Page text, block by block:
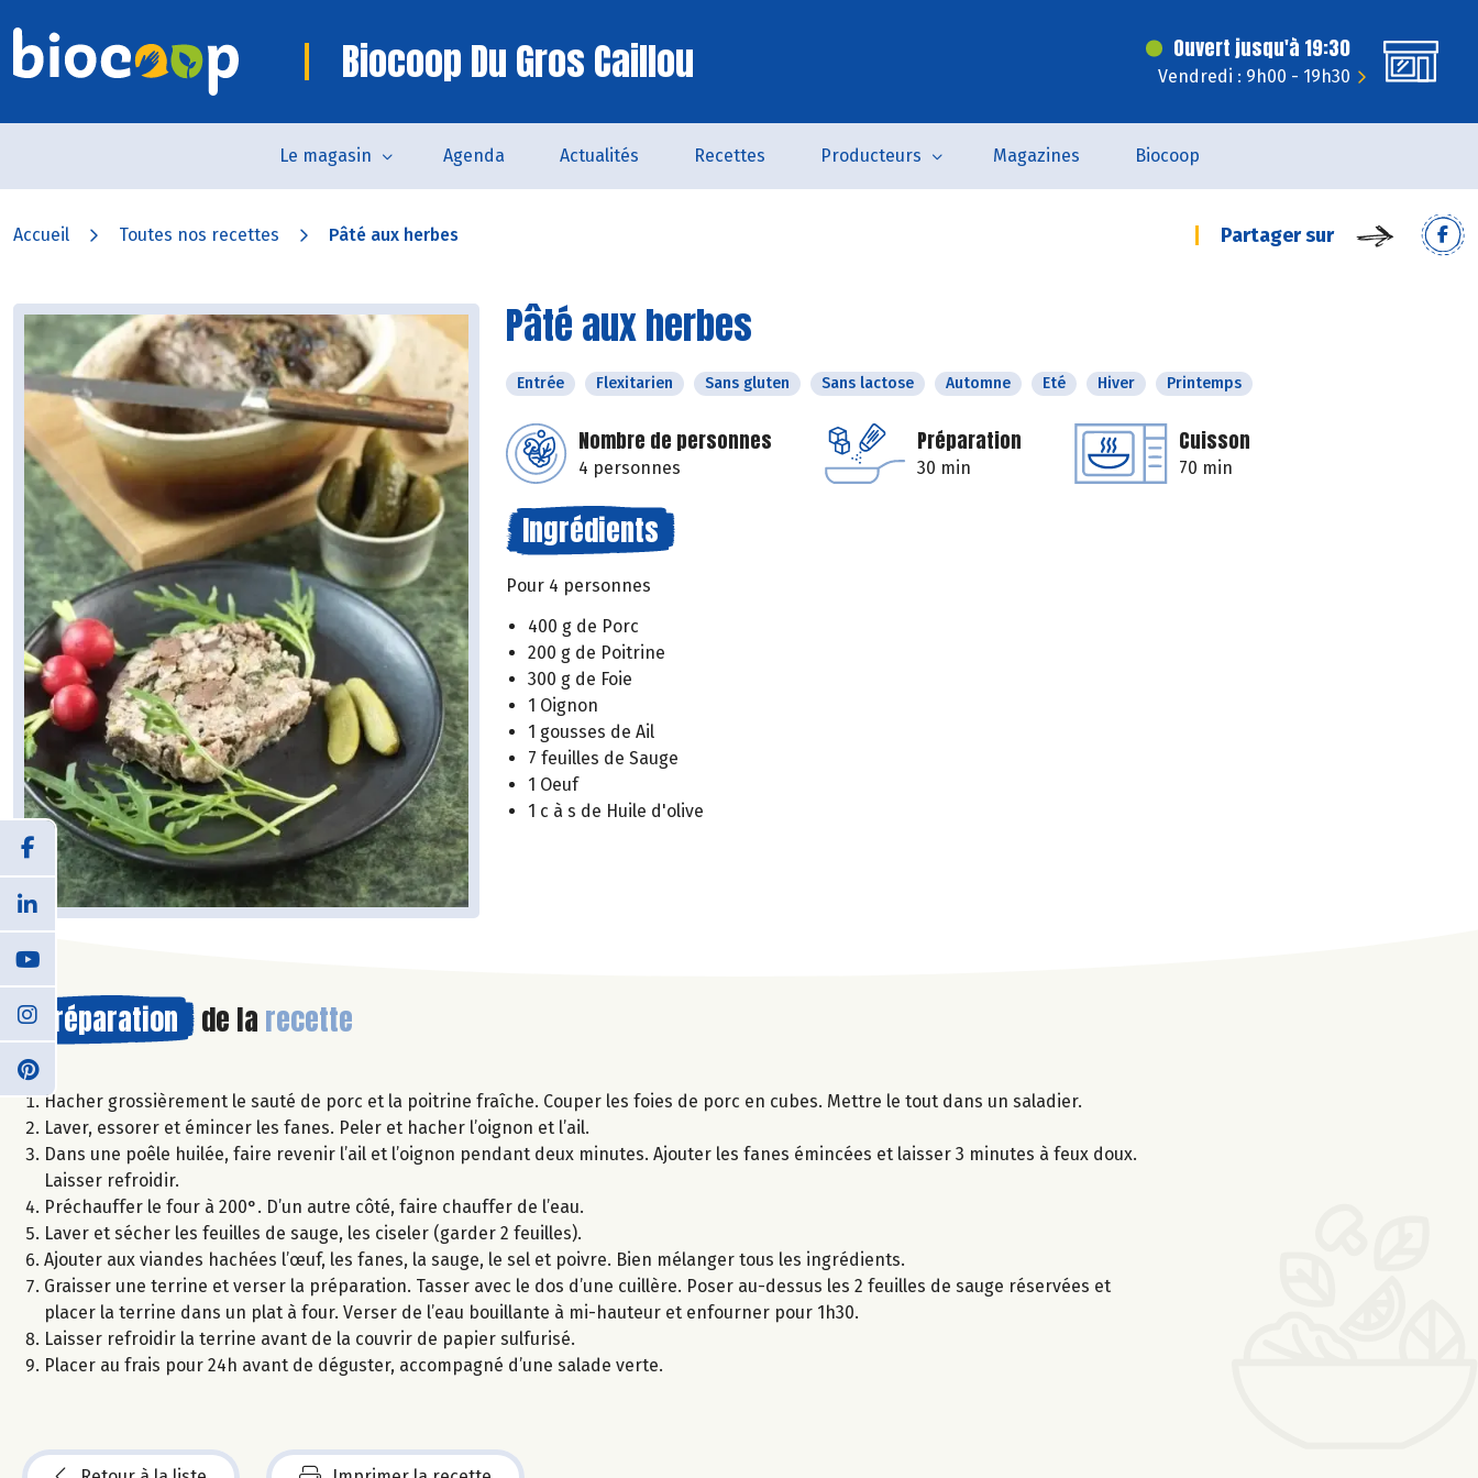
Biocoop Du Gros Caillou Ouvert jusqu'à 19:30
Vendredi : 9h00 - 19h30
Le magasin Agenda Actualités Recettes Producteurs Magazines Biocoop
Accueil Toutes nos recettes Pâté aux herbes Partager sur
Pâté aux herbes
Entrée Flexitarien Sans gluten Sans lactose Automne Eté Hiver Printemps
Nombre de personnes
4 personnes
Préparation
30 min
Cuisson
70 min
Ingrédients
Pour 4 personnes
400 g de Porc
200 g de Poitrine
300 g de Foie
1 Oignon
1 gousses de Ail
7 feuilles de Sauge
1 Oeuf
1 c à s de Huile d'olive
Préparation de la recette
Hacher grossièrement le sauté de porc et la poitrine fraîche. Couper les foies de porc en cubes. Mettre le tout dans un saladier.
Laver, essorer et émincer les fanes. Peler et hacher l’oignon et l’ail.
Dans une poêle huilée, faire revenir l’ail et l’oignon pendant deux minutes. Ajouter les fanes émincées et laisser 3 minutes à feux doux.
Laisser refroidir.
Préchauffer le four à 200°. D’un autre côté, faire chauffer de l’eau.
Laver et sécher les feuilles de sauge, les ciseler (garder 2 feuilles).
Ajouter aux viandes hachées l’œuf, les fanes, la sauge, le sel et poivre. Bien mélanger tous les ingrédients.
Graisser une terrine et verser la préparation. Tasser avec le dos d’une cuillère. Poser au-dessus les 2 feuilles de sauge réservées et
placer la terrine dans un plat à four. Verser de l’eau bouillante à mi-hauteur et enfourner pour 1h30.
Laisser refroidir la terrine avant de la couvrir de papier sulfurisé.
Placer au frais pour 24h avant de déguster, accompagné d’une salade verte.